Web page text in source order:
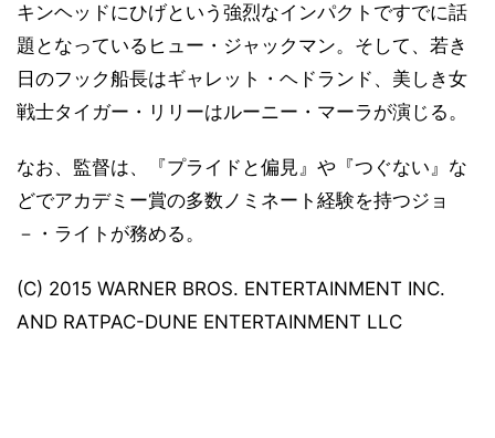
キンヘッドにひげという強烈なインパクトですでに話
題となっているヒュー・ジャックマン。そして、若き
日のフック船長はギャレット・ヘドランド、美しき女
戦士タイガー・リリーはルーニー・マーラが演じる。
なお、監督は、『プライドと偏見』や『つぐない』な
どでアカデミー賞の多数ノミネート経験を持つジョ
－・ライトが務める。
(C) 2015 WARNER BROS. ENTERTAINMENT INC.
AND RATPAC-DUNE ENTERTAINMENT LLC